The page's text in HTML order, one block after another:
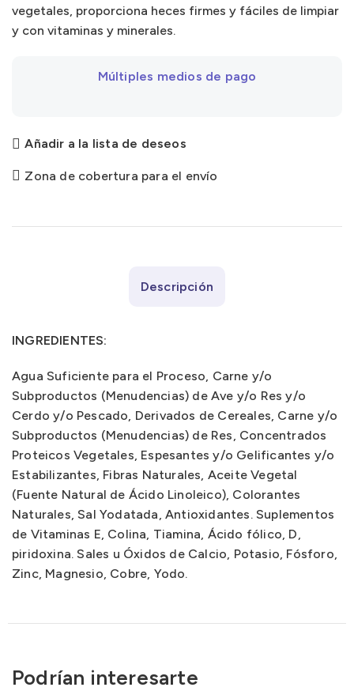
vegetales, proporciona heces firmes y fáciles de limpiar
y con vitaminas y minerales.
Múltiples medios de pago
Añadir a la lista de deseos
Zona de cobertura para el envío
Descripción
INGREDIENTES:
Agua Suficiente para el Proceso, Carne y/o
Subproductos (Menudencias) de Ave y/o Res y/o
Cerdo y/o Pescado, Derivados de Cereales, Carne y/o
Subproductos (Menudencias) de Res, Concentrados
Proteicos Vegetales, Espesantes y/o Gelificantes y/o
Estabilizantes, Fibras Naturales, Aceite Vegetal
(Fuente Natural de Ácido Linoleico), Colorantes
Naturales, Sal Yodatada, Antioxidantes. Suplementos
de Vitaminas E, Colina, Tiamina, Ácido fólico, D,
piridoxina. Sales u Óxidos de Calcio, Potasio, Fósforo,
Zinc, Magnesio, Cobre, Yodo.
Podrían interesarte